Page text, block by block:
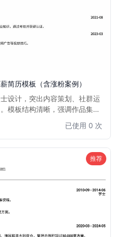
简历模板（含涨粉案例）
设计，突出内容策划、社群运
模板结构清晰，强调作品集和
、追求高薪的新媒体运营、内
已使用 0 次
推荐